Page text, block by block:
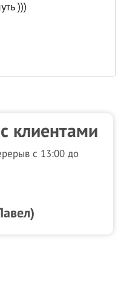
)))
клиентами
с 13:00 до